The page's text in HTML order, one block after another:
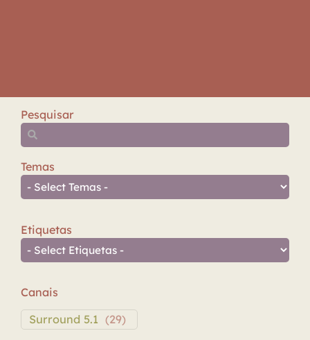
Pesquisar
Temas
Etiquetas
Canais
Surround 5.1 (29)